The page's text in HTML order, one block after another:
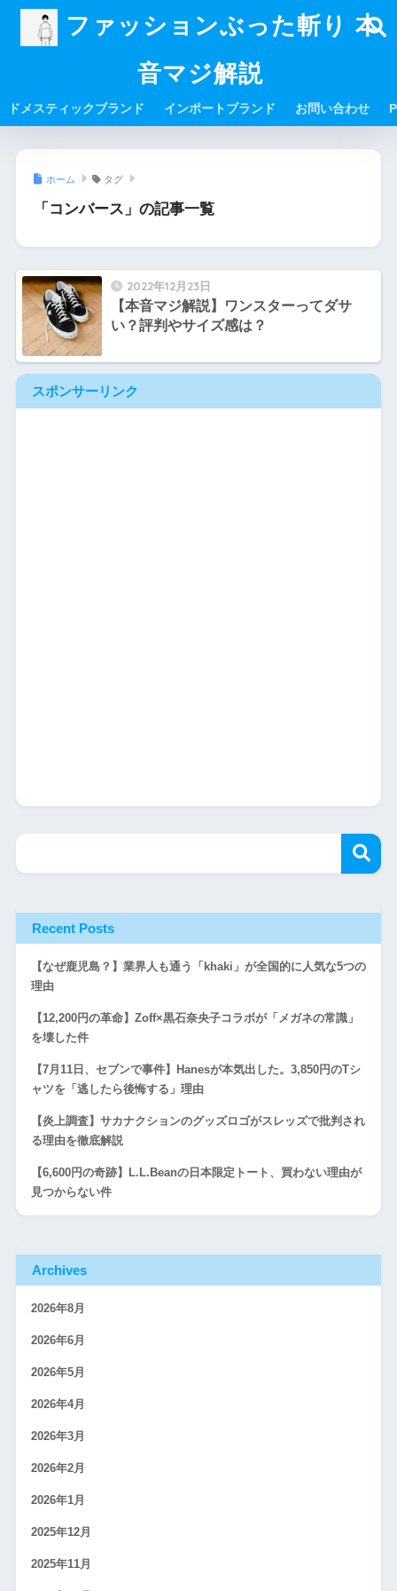
ファッションぶった斬り 本
音マジ解説
ドメスティックブランド インポートブランド お問い合わせ
ホーム タグ
「コンバース」の記事一覧
2022年12月23日
【本音マジ解説】ワンスターってダサ
い？評判やサイズ感は？
スポンサーリンク
Recent Posts
【なぜ鹿児島？】業界人も通う「khaki」が全国的に人気な5つの
理由
【12,200円の革命】Zoff×黒石奈央子コラボが「メガネの常識」
を壊した件
【7月11日、セブンで事件】Hanesが本気出した。3,850円のTシ
ャツを「逃したら後悔する」理由
【炎上調査】サカナクションのグッズロゴがスレッズで批判され
る理由を徹底解説
【6,600円の奇跡】L.L.Beanの日本限定トート、買わない理由が
見つからない件
Archives
2026年8月
2026年6月
2026年5月
2026年4月
2026年3月
2026年2月
2026年1月
2025年12月
2025年11月